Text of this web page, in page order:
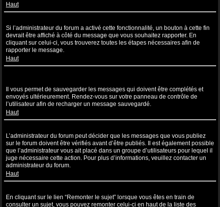
Haut
Si l’administrateur du forum a activé cette fonctionnalité, un bouton à cette fin
devrait être affiché à côté du message que vous souhaitez rapporter. En
cliquant sur celui-ci, vous trouverez toutes les étapes nécessaires afin de
rapporter le message.
Haut
Il vous permet de sauvegarder les messages qui doivent être complétés et
envoyés ultérieurement. Rendez-vous sur votre panneau de contrôle de
l’utilisateur afin de recharger un message sauvegardé.
Haut
L’administrateur du forum peut décider que les messages que vous publiez
sur le forum doivent être vérifiés avant d’être publiés. Il est également possible
que l’administrateur vous ait placé dans un groupe d’utilisateurs pour lequel il
juge nécessaire cette action. Pour plus d’informations, veuillez contacter un
administrateur du forum.
Haut
En cliquant sur le lien “Remonter le sujet” lorsque vous êtes en train de
consulter un sujet, vous pouvez remonter celui-ci en haut de la liste des